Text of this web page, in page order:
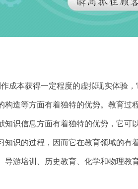
成本获得一定程度的虚拟现实体验
构造等方面有着独特的优势。教育过
知识信息方面有着独特的优势，它可
知识的过程，因而它在教育领域的有
导游培训、历史教育、化学和物理教